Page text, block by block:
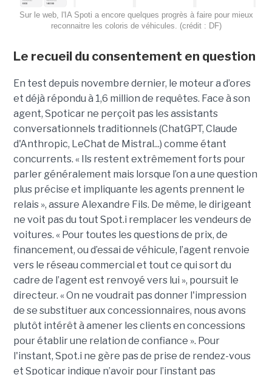
Sur le web, l'IA Spoti a encore quelques progrès à faire pour mieux
reconnaitre les coloris de véhicules. (crédit : DF)
Le recueil du consentement en question
En test depuis novembre dernier, le moteur a d’ores
et déjà répondu à 1,6 million de requêtes. Face à son
agent, Spoticar ne perçoit pas les assistants
conversationnels traditionnels (ChatGPT, Claude
d'Anthropic, LeChat de Mistral...) comme étant
concurrents. « Ils restent extrêmement forts pour
parler généralement mais lorsque l’on a une question
plus précise et impliquante les agents prennent le
relais », assure Alexandre Fils. De même, le dirigeant
ne voit pas du tout Spot.i remplacer les vendeurs de
voitures. « Pour toutes les questions de prix, de
financement, ou d’essai de véhicule, l’agent renvoie
vers le réseau commercial et tout ce qui sort du
cadre de l’agent est renvoyé vers lui », poursuit le
directeur. « On ne voudrait pas donner l'impression
de se substituer aux concessionnaires, nous avons
plutôt intérêt à amener les clients en concessions
pour établir une relation de confiance ». Pour
l'instant, Spot.i ne gère pas de prise de rendez-vous
et Spoticar indique n’avoir pour l’instant pas